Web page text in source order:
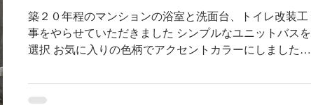
築２０年程のマンションの浴室と洗面台、トイレ改装工
事をやらせていただきました シンプルなユニットバスを
選択 お気に入りの色柄でアクセントカラーにしました
工事前 洗面台もシンプルで機能的な物を選択...